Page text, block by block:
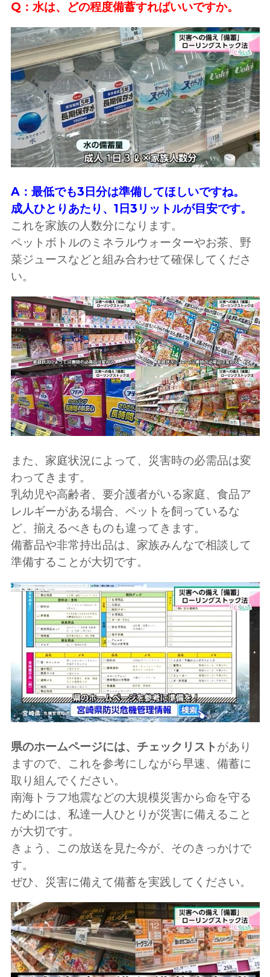
Q：水は、どの程度備蓄すればいいですか。
A：最低でも3日分は準備してほしいですね。
成人ひとりあたり、1日3リットルが目安です。
これを家族の人数分になります。
ペットボトルのミネラルウォーターやお茶、野
菜ジュースなどと組み合わせて確保してくださ
い。
また、家庭状況によって、災害時の必需品は変
わってきます。
乳幼児や高齢者、要介護者がいる家庭、食品ア
レルギーがある場合、ペットを飼っているな
ど、揃えるべきものも違ってきます。
備蓄品や非常持出品は、家族みんなで相談して
準備することが大切です。
県のホームページには、チェックリストがあり
ますので、これを参考にしながら早速、備蓄に
取り組んでください。
南海トラフ地震などの大規模災害から命を守る
ためには、私達一人ひとりが災害に備えること
が大切です。
きょう、この放送を見た今が、そのきっかけで
す。
ぜひ、災害に備えて備蓄を実践してください。